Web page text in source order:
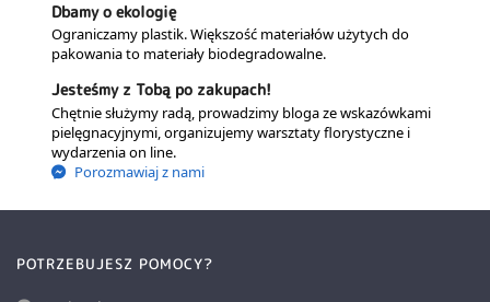
Dbamy o ekologię
Ograniczamy plastik. Większość materiałów użytych do
pakowania to materiały biodegradowalne.
Jesteśmy z Tobą po zakupach!
Chętnie służymy radą, prowadzimy bloga ze wskazówkami
pielęgnacyjnymi, organizujemy warsztaty florystyczne i
wydarzenia on line.
Porozmawiaj z nami
POTRZEBUJESZ POMOCY?